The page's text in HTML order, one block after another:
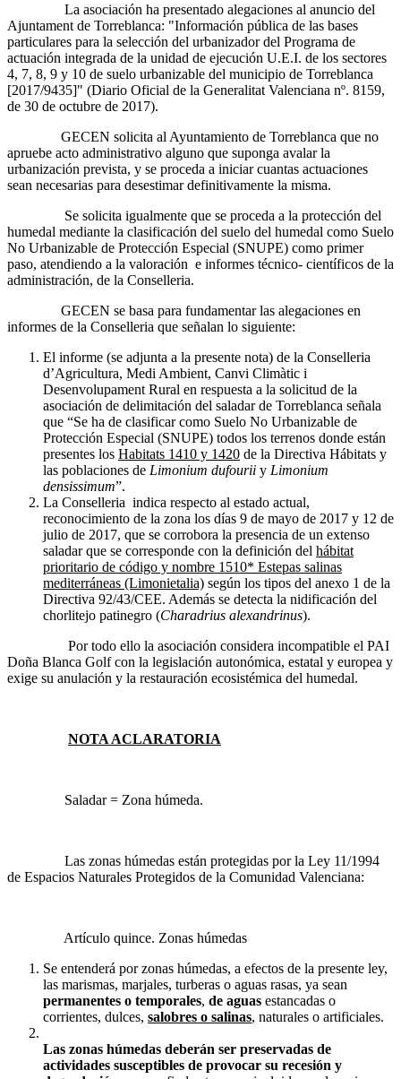
La asociación ha presentado alegaciones al anuncio del
Ajuntament de Torreblanca: "Información pública de las bases
particulares para la selección del urbanizador del Programa de
actuación integrada de la unidad de ejecución U.E.I. de los sectores
4, 7, 8, 9 y 10 de suelo urbanizable del municipio de Torreblanca
[2017/9435]" (Diario Oficial de la Generalitat Valenciana nº. 8159,
de 30 de octubre de 2017).
GECEN solicita al Ayuntamiento de Torreblanca que no
apruebe acto administrativo alguno que suponga avalar la
urbanización prevista, y se proceda a iniciar cuantas actuaciones
sean necesarias para desestimar definitivamente la misma.
Se solicita igualmente que se proceda a la protección del
humedal mediante la clasificación del suelo del humedal como Suelo
No Urbanizable de Protección Especial (SNUPE) como primer
paso, atendiendo a la valoración e informes técnico- científicos de la
administración, de la Conselleria.
GECEN se basa para fundamentar las alegaciones en
informes de la Conselleria que señalan lo siguiente:
El informe (se adjunta a la presente nota) de la Conselleria
d’Agricultura, Medi Ambient, Canvi Climàtic i
Desenvolupament Rural en respuesta a la solicitud de la
asociación de delimitación del saladar de Torreblanca señala
que “Se ha de clasificar como Suelo No Urbanizable de
Protección Especial (SNUPE) todos los terrenos donde están
presentes los Habitats 1410 y 1420 de la Directiva Hábitats y
las poblaciones de Limonium dufourii y Limonium
densissimum”.
La Conselleria indica respecto al estado actual,
reconocimiento de la zona los días 9 de mayo de 2017 y 12 de
julio de 2017, que se corrobora la presencia de un extenso
saladar que se corresponde con la definición del hábitat
prioritario de código y nombre 1510* Estepas salinas
mediterráneas (Limonietalia) según los tipos del anexo 1 de la
Directiva 92/43/CEE. Además se detecta la nidificación del
chorlitejo patinegro (Charadrius alexandrinus).
Por todo ello la asociación considera incompatible el PAI
Doña Blanca Golf con la legislación autonómica, estatal y europea y
exige su anulación y la restauración ecosistémica del humedal.
NOTA ACLARATORIA
Saladar = Zona húmeda.
Las zonas húmedas están protegidas por la Ley 11/1994
de Espacios Naturales Protegidos de la Comunidad Valenciana:
Artículo quince. Zonas húmedas
Se entenderá por zonas húmedas, a efectos de la presente ley,
las marismas, marjales, turberas o aguas rasas, ya sean
permanentes o temporales, de aguas estancadas o
corrientes, dulces, salobres o salinas, naturales o artificiales.
Las zonas húmedas deberán ser preservadas de
actividades susceptibles de provocar su recesión y